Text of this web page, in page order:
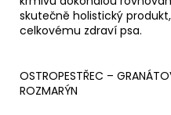
skutečně holistický
celkovému zdraví psa.
OSTROPESTŘEC –
ROZMARÝN